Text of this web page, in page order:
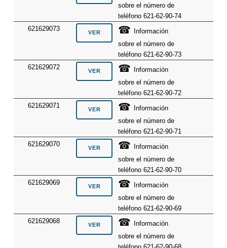
sobre el número de
teléfono 621-62-90-74
621629073
☎
Información
sobre el número de
teléfono 621-62-90-73
621629072
☎
Información
sobre el número de
teléfono 621-62-90-72
621629071
☎
Información
sobre el número de
teléfono 621-62-90-71
621629070
☎
Información
sobre el número de
teléfono 621-62-90-70
621629069
☎
Información
sobre el número de
teléfono 621-62-90-69
621629068
☎
Información
sobre el número de